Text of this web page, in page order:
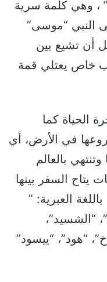
، وهي كلمة سرية
النبي “موسى”
أن تشيع بين
خاص يعتلي قمة
الحياة كما
في الأرض، أي
وتنتهي بالعالم
يتاح السفر بينها
العبرية: ”
“الشسيد”،
“هود”، “ييسود”